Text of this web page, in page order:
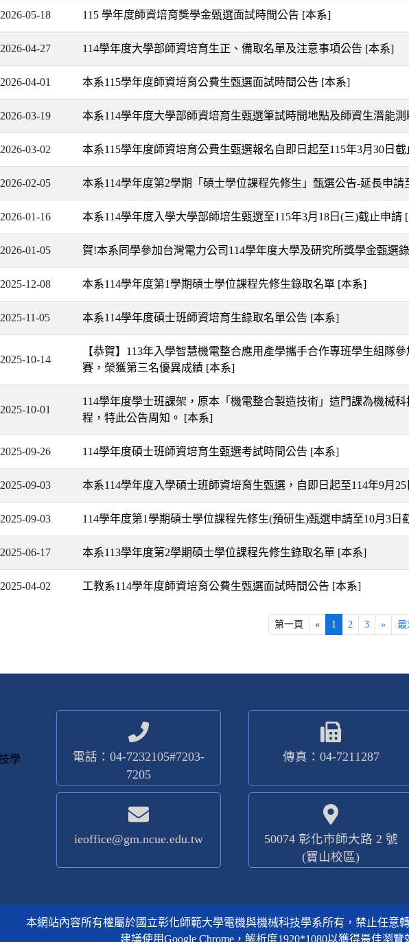
2026-05-18 115 學年度師資培育獎學金甄選面試時間公告 [本系]
2026-04-27 114學年度大學部師資培育生正、備取名單及注意事項公告 [本系]
2026-04-01 本系115學年度師資培育公費生甄選面試時間公告 [本系]
2026-03-19 本系114學年度大學部師資培育生甄選筆試時間地點及師資生潛能
2026-03-02 本系115學年度師資培育公費生甄選報名自即日起至115年3月30日截
2026-02-05 本系114學年度第2學期「碩士學位課程先修生」甄選公告-延長申請
2026-01-16 本系114學年度入學大學部師培生甄選至115年3月18日(三)截止申請
2026-01-05 賀!本系同學參加台灣電力公司114學年度大學及研究所獎學金甄選
2025-12-08 本系114學年度第1學期碩士學位課程先修生錄取名單 [本系]
2025-11-05 本系114學年度碩士班師資培育生錄取名單公告 [本系]
2025-10-14
【恭賀】113年入學智慧機電整合應用產學攜手合作專班學生組隊
賽，榮獲第三名優異成績 [本系]
2025-10-01
114學年度學士班課架，原本「機電整合製造技術」這門課為機械
程，特此公告周知。 [本系]
2025-09-26 114學年度碩士班師資培育生甄選考試時間公告 [本系]
2025-09-03 本系114學年度入學碩士班師資培育生甄選，自即日起至114年9月
2025-09-03 114學年度第1學期碩士學位課程先修生(預研生)甄選申請至10月3日
2025-06-17 本系113學年度第2學期碩士學位課程先修生錄取名單 [本系]
2025-04-02 工教系114學年度師資培育公費生甄選面試時間公告 [本系]
第一頁 « 1 2 3 » 最
電話：04-7232105#7203-
7205
傳真：04-7211287
ieoffice@gm.ncue.edu.tw
50074 彰化市師大路 2 號
(寶山校區)
本網站內容所有權屬於國立彰化師範大學電機與機械科技學系所有，禁止任意
建議使用Google Chrome，解析度1920*1080以獲得最佳瀏覽